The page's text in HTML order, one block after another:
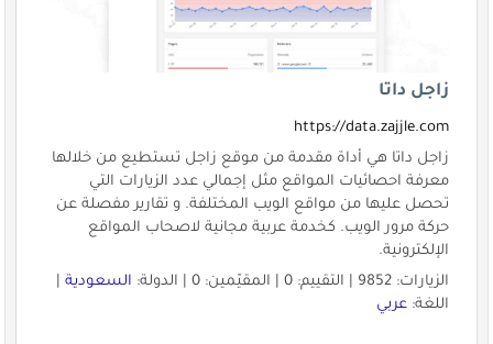
زاجل داتا
https://data.zajjle.com
‏زاجل داتا هي أداة مقدمة من موقع ‎زاجل تستطيع من خلالها
معرفة ‎احصائيات ‎المواقع مثل إجمالي عدد ‎الزيارات التي
تحصل عليها من مواقع الويب المختلفة. و تقارير مفصلة عن
حركة مرور الويب. كخدمة عربية مجانية لاصحاب المواقع
الإلكترونية.
الزيارات: 9852 | التقييم: 0 | المقيّمين: 0 | الدولة:
السعودية|
اللغة: عربي